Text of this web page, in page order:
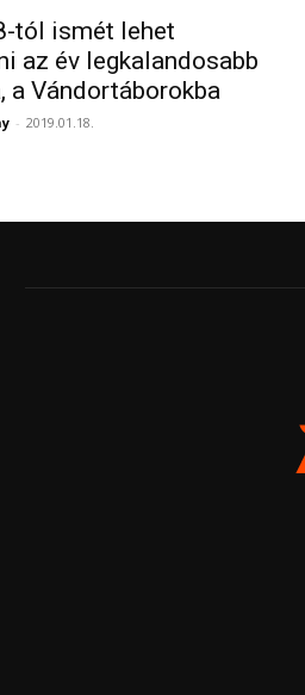
tól ismét lehet
az év legkalandosabb
a Vándortáborokba
- 2019.01.18.